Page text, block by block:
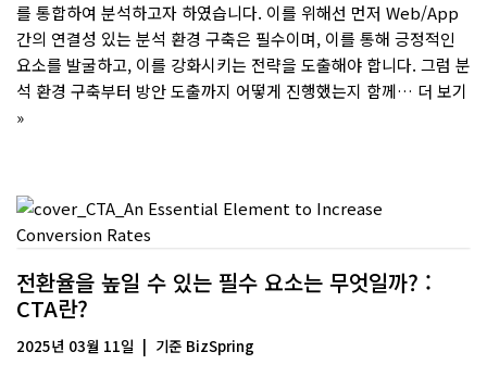
를 통합하여 분석하고자 하였습니다. 이를 위해선 먼저 Web/App
간의 연결성 있는 분석 환경 구축은 필수이며, 이를 통해 긍정적인
요소를 발굴하고, 이를 강화시키는 전략을 도출해야 합니다. 그럼 분
석 환경 구축부터 방안 도출까지 어떻게 진행했는지 함께… 더 보기
»
전환율을 높일 수 있는 필수 요소는 무엇일까? :
CTA란?
2025년 03월 11일 기준 BizSpring